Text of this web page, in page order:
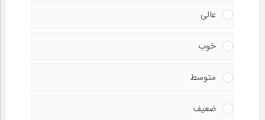
عالی
خوب
متوسط
ضعیف